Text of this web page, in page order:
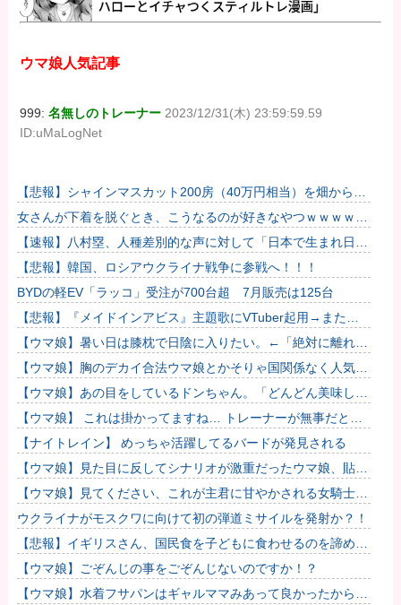
ウマ娘人気記事
999:名無しのトレーナー 2023/12/31(木) 23:59:59.59
ID:uMaLogNet
【悲報】シャインマスカット200房（40万円相当）を畑から盗
んだ男を逮捕 ネットで販売していた模様
女さんが下着を脱ぐとき、こうなるのが好きなやつｗｗｗｗｗ
ｗｗｗｗｗｗｗｗｗ
【速報】八村塁、人種差別的な声に対して「日本で生まれ日本
で育ち日本語話す。誰に何を言われようが日本人、日本人であ
るプライ...
【悲報】韓国、ロシアウクライナ戦争に参戦へ！！！
BYDの軽EV「ラッコ」受注が700台超 7月販売は125台
【悲報】『メイドインアビス』主題歌にVTuber起用→また炎
上 もう何回目だよ…
【ウマ娘】暑い日は膝枕で日陰に入りたい。←「絶対に離れた
くない場所だな」
【ウマ娘】胸のデカイ合法ウマ娘とかそりゃ国関係なく人気出
るわな
【ウマ娘】あの目をしているドンちゃん。「どんどん美味しく
実る…♡」
【ウマ娘】 これは掛かってますね… トレーナーが無事だとい
いのですが…
【ナイトレイン】 めっちゃ活躍してるバードが発見される
【ウマ娘】見た目に反してシナリオが激重だったウマ娘、貼
る。
【ウマ娘】見てください、これが主君に甘やかされる女騎士の
姿です。
ウクライナがモスクワに向けて初の弾道ミサイルを発射か？！
【悲報】イギリスさん、国民食を子どもに食わせるのを諦める
ｗｗｗｗｗｗｗ
【ウマ娘】ごぞんじの事をごぞんじないのですか！？
【ウマ娘】水着フサパンはギャルママみあって良かったから引